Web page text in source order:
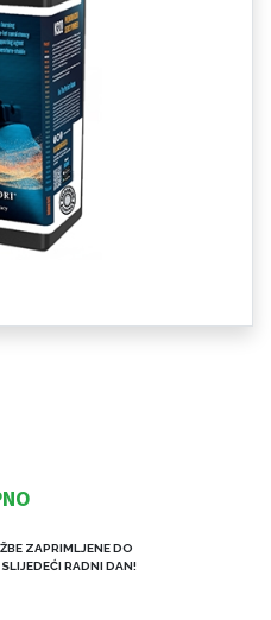
ZAPRIMLJENE DO
RADNI DAN!